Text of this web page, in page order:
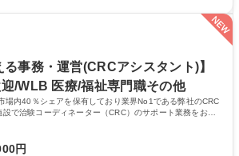
験業務の円滑な進行をサポート。 ※コアタイム無
ライベートと仕事の両立もしやすい環境。育休復
【札幌・2027年入社】治
未経験歓迎/医療資格活かせる
テ読解、治験内容や薬剤の補足説明経験を活かせ
learningと5日間の導入研修、テスト合格後にOJ
ですが、個人の成長に合わせ期間を調整し手厚
実にステップアップ可能です。教育体制が整って
境です。 学歴・資格 学歴：大学院
学力： 資格：看護師 臨床検査技師 薬剤師
る事務・運営(CRCアシスタント)】
/WLB 医療/福祉専門職その他
場内40％シェアを保有しており業界No1である弊社のCRC
で治験コーディネーター（CRC）のサポート業務をお任
円